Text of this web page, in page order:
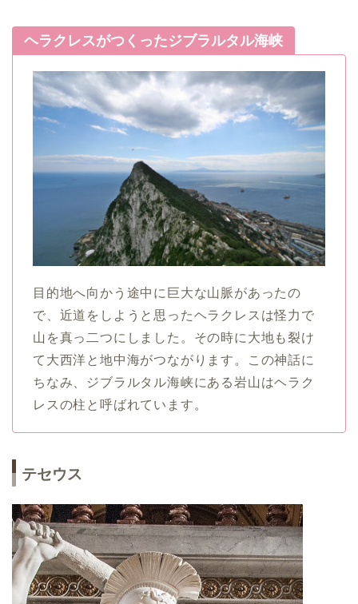
ヘラクレスがつくったジブラルタル海峡
目的地へ向かう途中に巨大な山脈があったの
で、近道をしようと思ったヘラクレスは怪力で
山を真っ二つにしました。その時に大地も裂け
て大西洋と地中海がつながります。この神話に
ちなみ、ジブラルタル海峡にある岩山はヘラク
レスの柱と呼ばれています。
テセウス